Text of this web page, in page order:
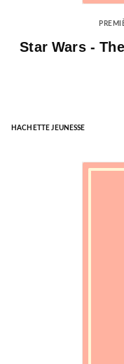
Star Wars -
HACHETTE JEUNESSE